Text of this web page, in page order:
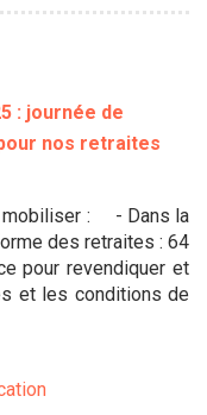
: journée de
nos retraites
mobiliser : - Dans la
des retraites : 64
pour revendiquer et
et les conditions de